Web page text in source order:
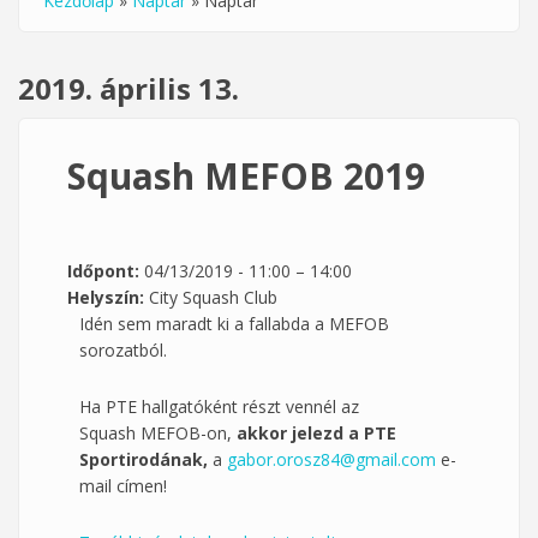
Jelenlegi hely
2019. április 13.
Squash MEFOB 2019
Időpont: 04/13/2019 - 11:00 – 14:00
Helyszín: City Squash Club
Idén sem maradt ki a fallabda a MEFOB
sorozatból.
Ha PTE hallgatóként részt vennél az
Squash MEFOB-on, akkor jelezd a PTE
Sportirodának, a gabor.orosz84@gmail.com e-
mail címen!